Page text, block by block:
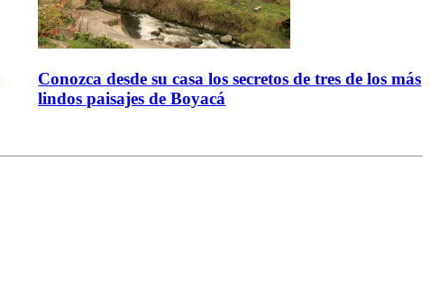
Conozca desde su casa los secretos de tres de los más
lindos paisajes de Boyacá